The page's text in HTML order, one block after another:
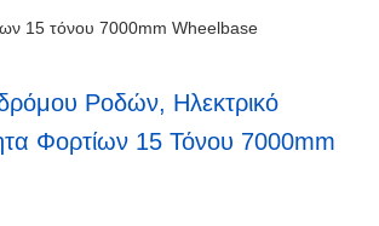
15 τόνου 7000mm Wheelbase
Ροδών, Ηλεκτρικό
Φορτίων 15 Τόνου 7000mm